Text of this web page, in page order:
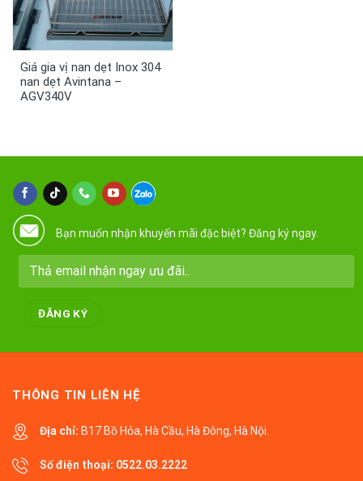
Giá gia vị nan dẹt Inox 304
nan dẹt Avintana –
AGV340V
Bạn muốn nhận khuyến mãi đặc biệt? Đăng ký ngay.
THÔNG TIN LIÊN HỆ
Địa chỉ: B17 Bồ Hỏa, Hà Cầu, Hà Đông, Hà Nội.
Số điện thoại: 0522.03.2222